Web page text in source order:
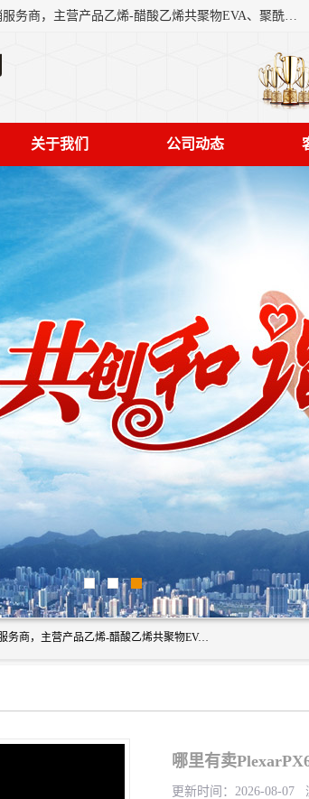
东莞市恒屹国际贸易有限公司（简称：恒屹国际）是一家石化原料综合营销服务商，主营产品乙烯-醋酸乙烯共聚物EVA、聚酰胺PA（尼龙）、醚酯型热塑弹性体TPEE等，公司秉承以市场为导向的战略思想，致力于大宗石化原料在中国市场的营销服务业务，为客户提供一站式的全面服务。
关于我们 公司动态
东莞市恒屹国际贸易有限公司（简称：恒屹国际）是一家石化原料综合营销服务商，主营产品乙烯-醋酸乙烯共聚物EVA、聚酰胺PA（尼龙）、醚酯型热塑弹性体TPEE等，公司秉承以市场为导向的战略思想，致力于大宗石化原料在中国市场的营销服务业务，为客户提供一站式的全面服务。
哪里有卖
更新时间：2026-08-07